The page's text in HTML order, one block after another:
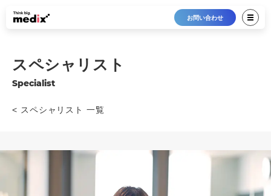
お問い合わせ
スペシャリスト
Specialist
< スペシャリスト 一覧